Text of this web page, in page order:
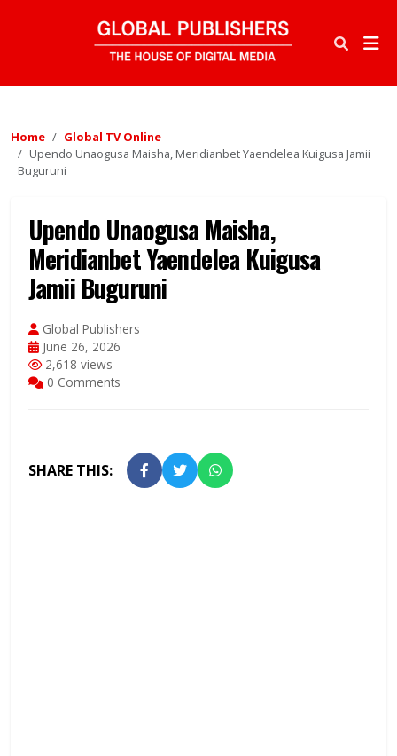
Home
Global TV Online
Upendo Unaogusa Maisha, Meridianbet Yaendelea Kuigusa Jamii
Buguruni
Upendo Unaogusa Maisha,
Meridianbet Yaendelea Kuigusa
Jamii Buguruni
Global Publishers
June 26, 2026
2,618 views
0 Comments
SHARE THIS: